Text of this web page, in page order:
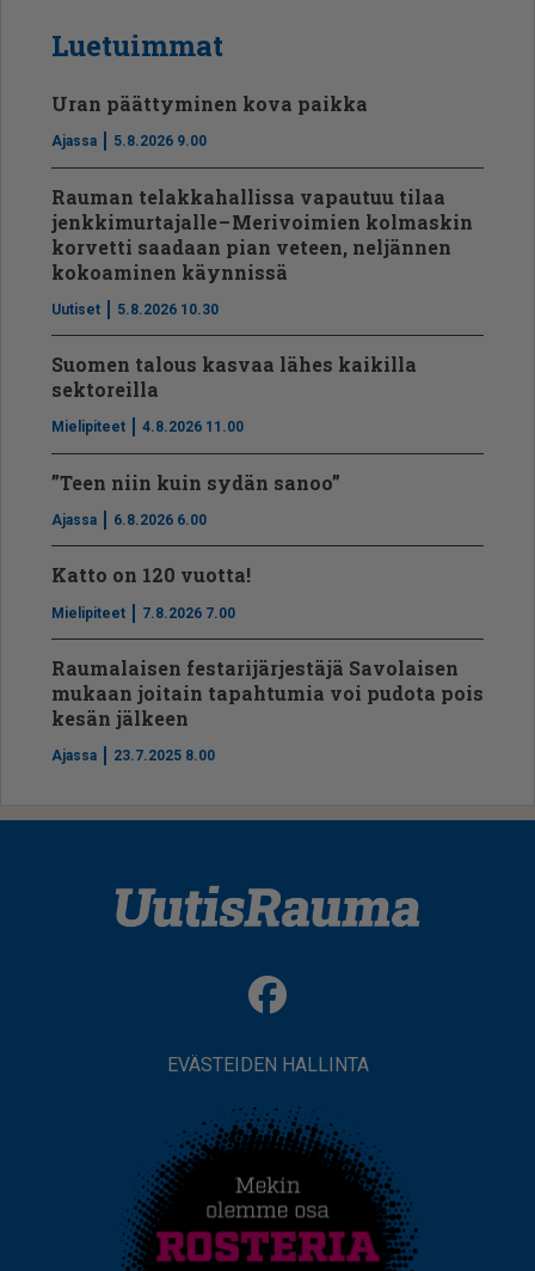
Luetuimmat
Uran päättyminen kova paikka
Ajassa 5.8.2026 9.00
Rauman telakkahallissa vapautuu tilaa
jenkkimurtajalle – Merivoimien kolmaskin
korvetti saadaan pian veteen, neljännen
kokoaminen käynnissä
Uutiset 5.8.2026 10.30
Suomen talous kasvaa lähes kaikilla
sektoreilla
Mielipiteet 4.8.2026 11.00
”Teen niin kuin sydän sanoo”
Ajassa 6.8.2026 6.00
Katto on 120 vuotta!
Mielipiteet 7.8.2026 7.00
Raumalaisen festarijärjestäjä Savolaisen
mukaan joitain tapahtumia voi pudota pois
kesän jälkeen
Ajassa 23.7.2025 8.00
EVÄSTEIDEN HALLINTA